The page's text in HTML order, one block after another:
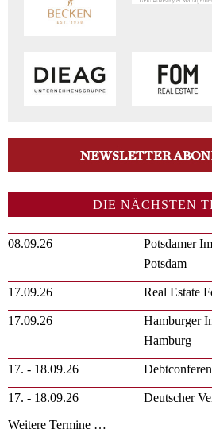
DIE NÄCHSTEN
08.09.26
Potsdamer
Potsdam
17.09.26 Real Estate
17.09.26
Hamburger
Hamburg
17. - 18.09.26
17. - 18.09.26
Deutscher
Weitere Termine …